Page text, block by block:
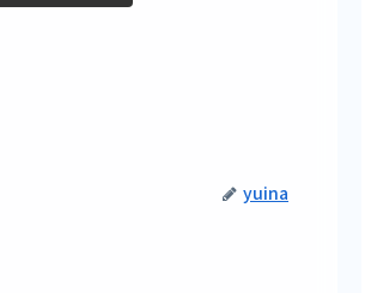
yuina